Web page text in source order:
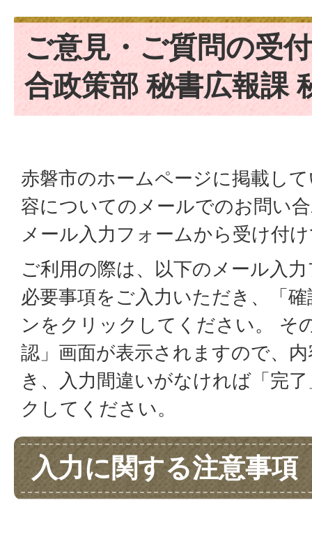
ご意見・ご質問の受
合政策部 秘書広報課
赤磐市のホームページに掲載し
容についてのメールでのお問い
メール入力フォームから受け付
ご利用の際は、以下のメール入
必要事項をご入力いただき、「
ンをクリックしてください。 そ
認」画面が表示されますので、
き、入力間違いがなければ「完
クしてください。
入力に関する注意事項